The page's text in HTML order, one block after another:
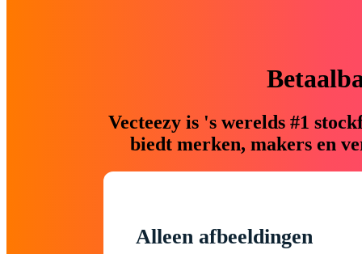
Vecteezy is 's werelds #1
biedt merken, makers en
Alleen afbeeldingen